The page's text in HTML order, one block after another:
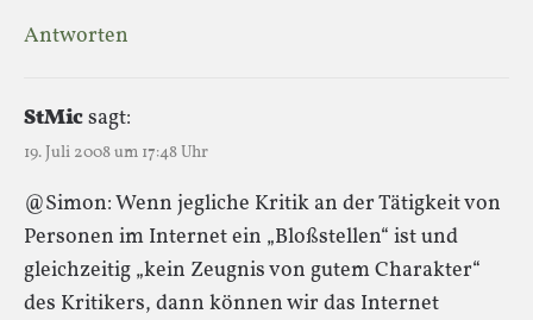
Antworten
StMicsagt:
19. Juli 2008 um 17:48 Uhr
@Simon: Wenn jegliche Kritik an der Tätigkeit von
Personen im Internet ein „Bloßstellen“ ist und
gleichzeitig „kein Zeugnis von gutem Charakter“
des Kritikers, dann können wir das Internet